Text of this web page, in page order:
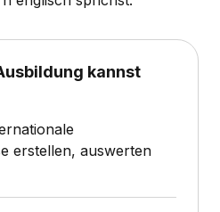
kannst
erstellen, auswerten